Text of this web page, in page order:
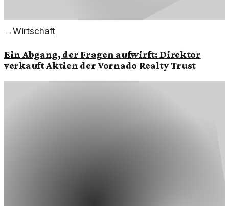
→Wirtschaft
Ein Abgang, der Fragen aufwirft: Direktor
verkauft Aktien der Vornado Realty Trust